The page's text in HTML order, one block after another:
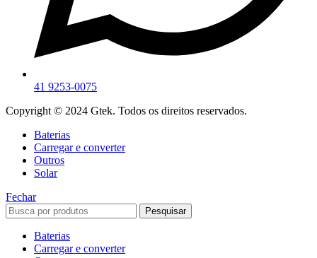
41 9253-0075
Copyright © 2024 Gtek. Todos os direitos reservados.
Baterias
Carregar e converter
Outros
Solar
Fechar
Pesquisar
Baterias
Carregar e converter